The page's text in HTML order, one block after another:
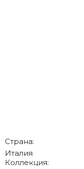
Страна:
Италия
Коллекция: